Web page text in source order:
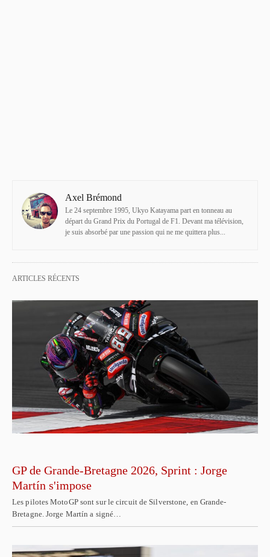
Axel Brémond
Le 24 septembre 1995, Ukyo Katayama part en tonneau au
départ du Grand Prix du Portugal de F1. Devant ma télévision,
je suis absorbé par une passion qui ne me quittera plus...
ARTICLES RÉCENTS
GP de Grande-Bretagne 2026, Sprint : Jorge
Martín s'impose
Les pilotes MotoGP sont sur le circuit de Silverstone, en Grande-
Bretagne. Jorge Martín a signé…